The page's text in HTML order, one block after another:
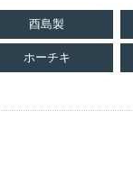
酉島製
ホーチキ